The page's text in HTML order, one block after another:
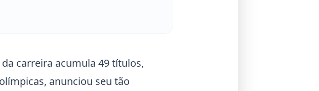
carreira acumula 49 títulos,
anunciou seu tão